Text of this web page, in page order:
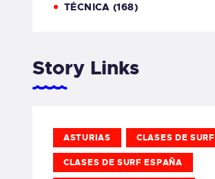
TÉCNICA (168)
Story Links
ASTURIAS CLASES DE SURF
CLASES DE SURF ESPAÑA